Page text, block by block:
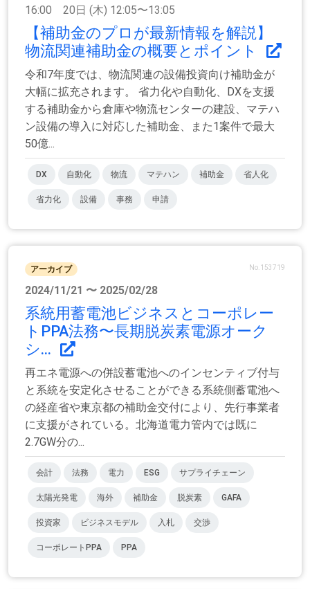
16:00 20日 (木) 12:05〜13:05
【補助⾦のプロが最新情報を解説】
物流関連補助金の概要とポイント
令和7年度では、物流関連の設備投資向け補助金が
大幅に拡充されます。 省力化や自動化、DXを支援
する補助金から倉庫や物流センターの建設、マテハ
ン設備の導入に対応した補助⾦、また1案件で最大
50億...
DX 自動化 物流 マテハン 補助金 省人化
省力化 設備 事務 申請
アーカイブ No.153719
2024/11/21 〜 2025/02/28
系統用蓄電池ビジネスとコーポレー
トPPA法務〜長期脱炭素電源オーク
シ...
再エネ電源への併設蓄電池へのインセンティブ付与
と系統を安定化させることができる系統側蓄電池へ
の経産省や東京都の補助金交付により、先行事業者
に支援がされている。北海道電力管内では既に
2.7GW分の...
会計 法務 電力 ESG サプライチェーン
太陽光発電 海外 補助金 脱炭素 GAFA
投資家 ビジネスモデル 入札 交渉
コーポレートPPA PPA